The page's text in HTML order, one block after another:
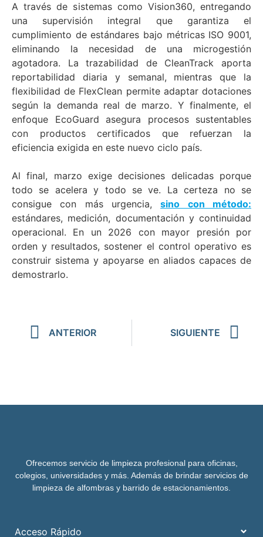
A través de sistemas como Vision360, entregando
una supervisión integral que garantiza el
cumplimiento de estándares bajo métricas ISO 9001,
eliminando la necesidad de una microgestión
agotadora. La trazabilidad de CleanTrack aporta
reportabilidad diaria y semanal, mientras que la
flexibilidad de FlexClean permite adaptar dotaciones
según la demanda real de marzo. Y finalmente, el
enfoque EcoGuard asegura procesos sustentables
con productos certificados que refuerzan la
eficiencia exigida en este nuevo ciclo país.
Al final, marzo exige decisiones delicadas porque
todo se acelera y todo se ve. La certeza no se
consigue con más urgencia,sino con método:
estándares, medición, documentación y continuidad
operacional. En un 2026 con mayor presión por
orden y resultados, sostener el control operativo es
construir sistema y apoyarse en aliados capaces de
demostrarlo.
ANTERIOR SIGUIENTE
Ofrecemos servicio de limpieza profesional para oficinas,
colegios, universidades y más. Además de brindar servicios de
limpieza de alfombras y barrido de estacionamientos.
Acceso Rápido